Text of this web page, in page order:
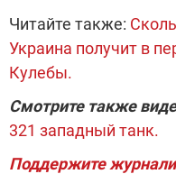
Читайте также:
Украина получит в
Кулебы.
Смотрите также
321 западный танк.
Поддержите